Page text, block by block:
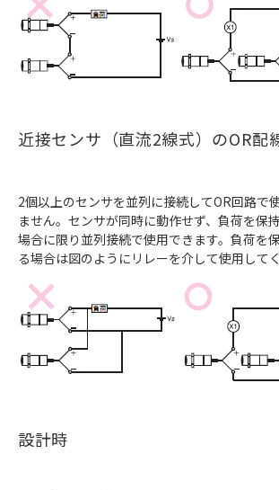
近接センサ（直流2線式）のOR配
2個以上のセンサを並列に接続してOR回路で
ません。センサが同時に動作せず、負荷を保
場合に限り並列接続で使用できます。負荷を
る場合は図のようにリレーを介して使用してく
設計時